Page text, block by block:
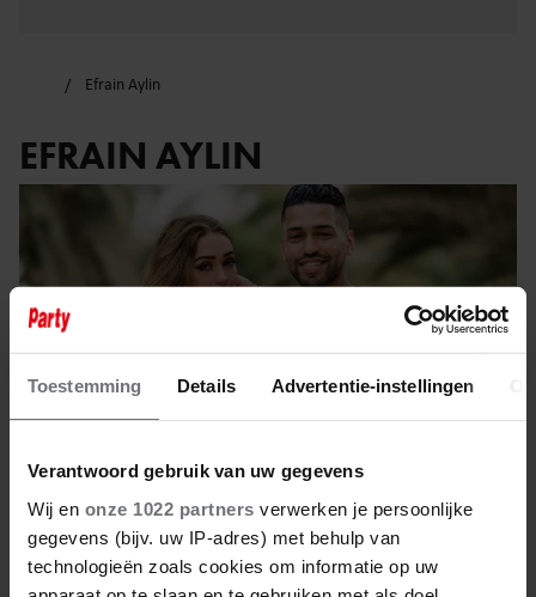
Toestemming Details Advertentie-instellingen
Verantwoord gebruik van uw gegevens
Wij en onze 1022 partners verwerken je persoonlijke
gegevens (bijv. uw IP-adres) met behulp van
technologieën zoals cookies om informatie op uw
Efrain Aylin
EFRAIN AYLIN
14 maart 2025